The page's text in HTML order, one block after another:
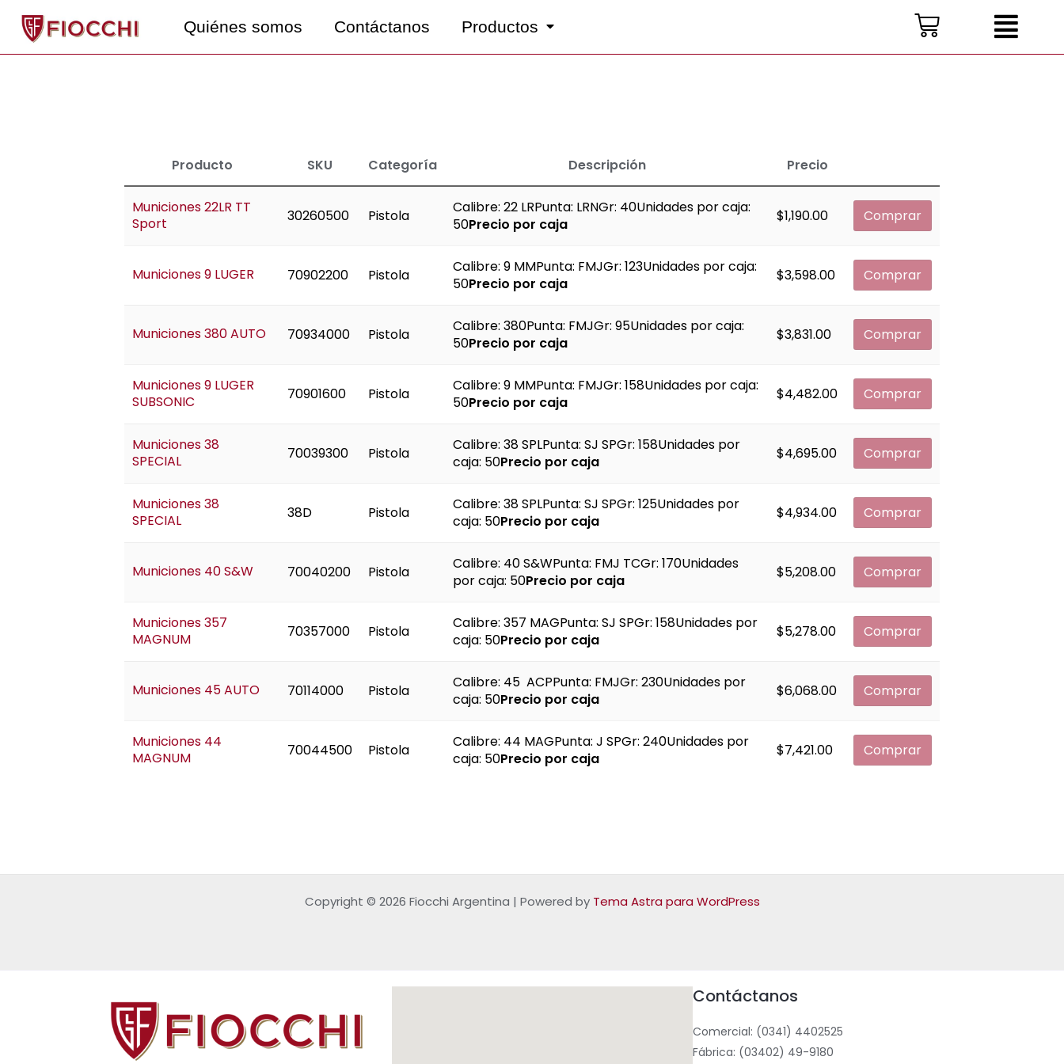
contenido
Quiénes somos Contáctanos Productos CART
Producto SKU Categoría Descripción Precio
Municiones 22LR TT
Sport
30260500 Pistola
Calibre: 22 LRPunta: LRNGr: 40Unidades por caja:
50Precio por caja $1,190.00 Comprar
Municiones 9 LUGER 70902200 Pistola
Calibre: 9 MMPunta: FMJGr: 123Unidades por caja:
50Precio por caja $3,598.00 Comprar
Municiones 380 AUTO 70934000 Pistola
Calibre: 380Punta: FMJGr: 95Unidades por caja:
50Precio por caja $3,831.00 Comprar
Municiones 9 LUGER
SUBSONIC
70901600 Pistola
Calibre: 9 MMPunta: FMJGr: 158Unidades por caja:
50Precio por caja $4,482.00 Comprar
Municiones 38
SPECIAL
70039300 Pistola
Calibre: 38 SPLPunta: SJ SPGr: 158Unidades por
caja: 50Precio por caja $4,695.00 Comprar
Municiones 38
SPECIAL
38D Pistola
Calibre: 38 SPLPunta: SJ SPGr: 125Unidades por
caja: 50Precio por caja $4,934.00 Comprar
Municiones 40 S&W 70040200 Pistola
Calibre: 40 S&WPunta: FMJ TCGr: 170Unidades
por caja: 50Precio por caja $5,208.00 Comprar
Municiones 357
MAGNUM
70357000 Pistola
Calibre: 357 MAGPunta: SJ SPGr: 158Unidades por
caja: 50Precio por caja $5,278.00 Comprar
Municiones 45 AUTO 70114000 Pistola
Calibre: 45 ACPPunta: FMJGr: 230Unidades por
caja: 50Precio por caja $6,068.00 Comprar
Municiones 44
MAGNUM
70044500 Pistola
Calibre: 44 MAGPunta: J SPGr: 240Unidades por
caja: 50Precio por caja $7,421.00 Comprar
Copyright © 2026 Fiocchi Argentina | Powered by Tema Astra para WordPress
Contáctanos
Comercial: (0341) 4402525
Fábrica: (03402) 49-9180